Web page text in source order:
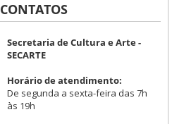
CONTATOS
Secretaria de Cultura e Arte -
SECARTE
Horário de atendimento:
De segunda a sexta-feira das 7h
às 19h